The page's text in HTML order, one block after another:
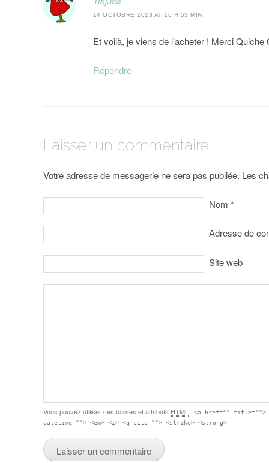
14 OCTOBRE 2013 AT 16 H 53 MIN
Et voilà, je viens de l’acheter ! Merci Quiche
Répondre
Laisser un commentaire
Votre adresse de messagerie ne sera pas publiée. Les
Nom *
Adresse de
Site web
Vous pouvez utiliser ces balises et attributs HTML :<a href="" title="">
datetime=""> <em> <i> <q cite=""> <strike> <strong>